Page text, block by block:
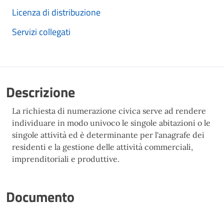
Licenza di distribuzione
Servizi collegati
Descrizione
La richiesta di numerazione civica serve ad rendere
individuare in modo univoco le singole abitazioni o le
singole attività ed è determinante per l'anagrafe dei
residenti e la gestione delle attività commerciali,
imprenditoriali e produttive.
Documento